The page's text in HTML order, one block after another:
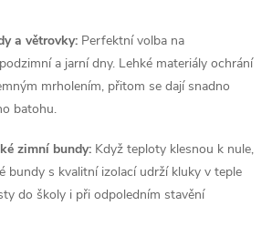
a větrovky: Perfektní volba na
a jarní dny. Lehké materiály ochrání
mrholením, přitom se dají snadno
batohu.
zimní bundy: Když teploty klesnou k nule,
bundy s kvalitní izolací udrží kluky v teple
do školy i při odpoledním stavění